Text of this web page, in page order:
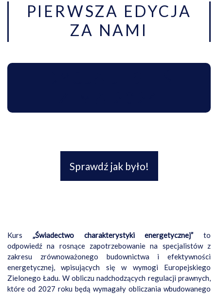
PIERWSZA EDYCJA
ZA NAMI
Sprawdź jak było!
Kurs „Świadectwo charakterystyki energetycznej” to
odpowiedź na rosnące zapotrzebowanie na specjalistów z
zakresu zrównoważonego budownictwa i efektywności
energetycznej, wpisujących się w wymogi Europejskiego
Zielonego Ładu. W obliczu nadchodzących regulacji prawnych,
które od 2027 roku będą wymagały obliczania wbudowanego